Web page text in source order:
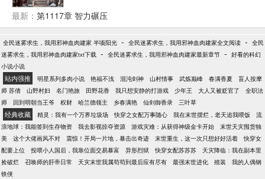
去，做什么我都愿意！习惯道德绑架的亲戚：徐缺，
我是你长辈，快拿点物资来孝敬大娘！高中聚会经常
装逼的同学：徐缺啊，看在大家都是同学的份上，求
求你，丢个馒头出来给我吃吧！
弃。随着时间的推移，林清家的日子越过越好。贾张
氏：“丧天良的东西，日子过好了也不知道接济我们
精神头？”秦淮茹：“早知道和林清搞好关系占点便宜
的，大意了！”刘海中：“什么，他当领导了？他凭什么
妹妹，过好自己的生活。至于一众“团结友爱”的邻居，
只不过是生活的调剂品。
最新： 第1117章 智力碾压
全民迷雾求生，我用邪神血肉建家 半顷阳光 - 全民迷雾求生，我用邪神血肉建家全文阅读 - 全民
迷雾求生，我用邪神血肉建家txt下载 - 全民迷雾求生，我用邪神血肉建家最新章节 - 好看的科幻
小说小说
站内强推 明星系列多肉小说 艳福不浅 混沌剑神 山村情事 武炼巅峰 春满香夏
盲人按摩
师 苏倩
山野村妇 名门艳旅 田野花香 我只想安静的打游戏 少年王 大人又被贬官了
全职法
师
回到明朝当王爷 权财 哈兰德领主 乡春满艳 仙剑御香录 三叶草
经典收藏 精灵：我有一个万界垃圾场 快穿之女配万事随心 我在末世摆烂，老天追我喂饭
流
浪地球：我能签到生存物资
我去影视掠夺资源 游戏灾难：从获得神级金卡开始
末世天灾囤货独
美
这个大佬画风不对 震惊！开局一片地，暴击出奇迹 末世重生，这一次只想好好活着
快穿女
配要上位
投喂小人国后，我靠位面交易暴富 异形烈狱 快穿女配苏苏苏
天灾降临：我在副本里
捡破烂
召唤师的肝帝日常 天灾末世我属苟苟到最后应有尽有 最强末世进化 殖装
我的人偶钢
铁侠